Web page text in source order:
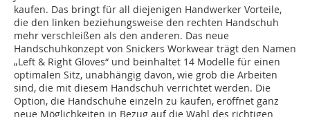
kaufen. Das bringt für all diejenigen Handwerker Vorteile,
die den linken beziehungsweise den rechten Handschuh
mehr verschleißen als den anderen. Das neue
Handschuhkonzept von Snickers Workwear trägt den Namen
„Left & Right Gloves“ und beinhaltet 14 Modelle für einen
optimalen Sitz, unabhängig davon, wie grob die Arbeiten
sind, die mit diesem Handschuh verrichtet werden. Die
Option, die Handschuhe einzeln zu kaufen, eröffnet ganz
neue Möglichkeiten in Bezug auf die Wahl des richtigen